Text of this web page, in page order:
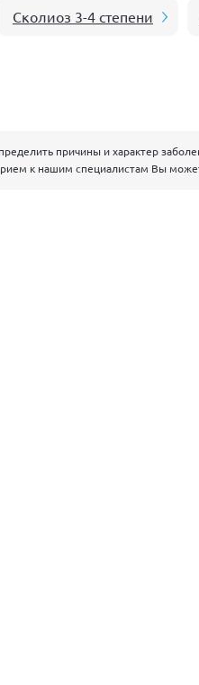
Сколиоз 3-4 степени
причины и характер
к нашим специалистам Вы